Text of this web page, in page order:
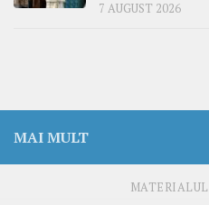
7 AUGUST 2026
MAI MULT